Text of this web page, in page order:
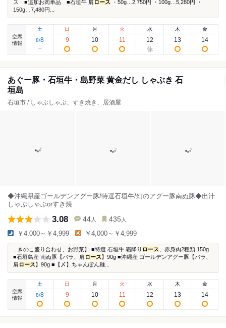
ス ■追加お肉単品 ■石垣牛 肩 ロース ・50g…2,750円 ・100g…5,280円 ・
150g…7,480円...
空席
情報
土
8/8
日
9
月
10
火
11
水
12
木
13
金
14
あぐー豚・石垣牛・島野菜 黄金だし しゃぶき 石
垣島
石垣市 / しゃぶしゃぶ、すき焼き、居酒屋
◆沖縄県産ゴールデンアグー豚/特選石垣牛/幻のアグー豚南ぬ豚◆出汁
しゃぶしゃぶorすき焼
3.08 44 人 435 人
￥4,000～￥4,999 ￥4,000～￥4,999
...きのこ盛り合わせ、お野菜】 ■特選 石垣牛 霜降り ロース 、赤身肉2種類 150g
■石垣島産 南ぬ豚【バラ、肩 ロース 】90g ■沖縄産 ゴールデンアグー豚【バラ、
肩 ロース 】90g ■【〆】ちゃんぽん麺...
空席
情報
土
8/8
日
9
月
10
火
11
水
12
木
13
金
14